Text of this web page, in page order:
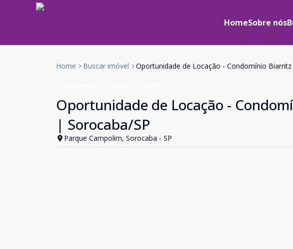
HomeSobre nós
Home Buscar imóvel Oportunidade de Locação - Condomínio
Oportunidade de Locação -
| Sorocaba/SP
Parque Campolim, Sorocaba - SP